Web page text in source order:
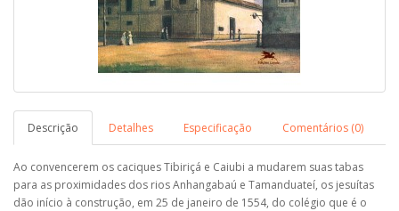
Descrição Detalhes Especificação Comentários (0)
Ao convencerem os caciques Tibiriçá e Caiubi a mudarem suas tabas
para as proximidades dos rios Anhangabaú e Tamanduateí, os jesuítas
dão início à construção, em 25 de janeiro de 1554, do colégio que é o